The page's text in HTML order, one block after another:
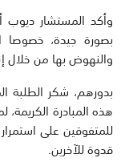
وأكد المستشار ديوب
بصورة جيدة، خصوصا
والنهوض بها من خلال
بدورهم، شكر الطلبة
هذه المبادرة
للمتفوقين على
قدوة للآخرين.